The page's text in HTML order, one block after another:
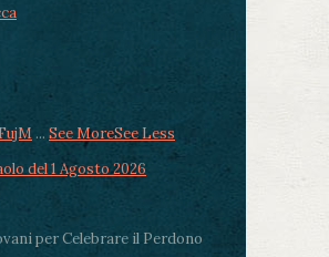
... See MoreSee Less
del 1 Agosto 2026
per Celebrare il Perdono